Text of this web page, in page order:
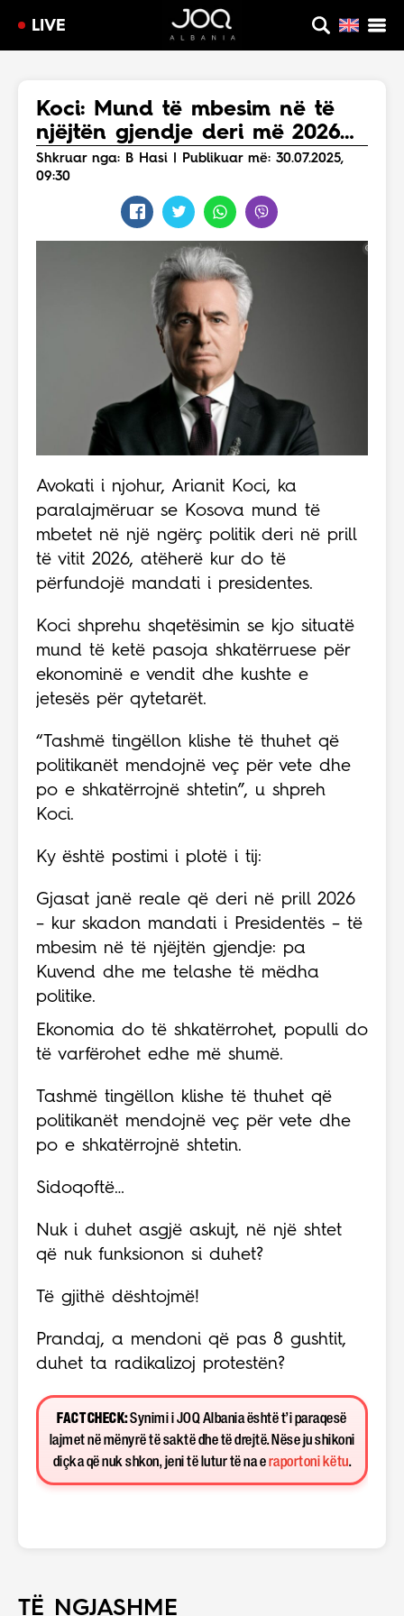
LIVE
Koci: Mund të mbesim në të
njëjtën gjendje deri më 2026…
Shkruar nga: B Hasi | Publikuar më: 30.07.2025,
09:30
Avokati i njohur, Arianit Koci, ka
paralajmëruar se Kosova mund të
mbetet në një ngërç politik deri në prill
të vitit 2026, atëherë kur do të
përfundojë mandati i presidentes.
Koci shprehu shqetësimin se kjo situatë
mund të ketë pasoja shkatërruese për
ekonominë e vendit dhe kushte e
jetesës për qytetarët.
“Tashmë tingëllon klishe të thuhet që
politikanët mendojnë veç për vete dhe
po e shkatërrojnë shtetin”, u shpreh
Koci.
Ky është postimi i plotë i tij:
Gjasat janë reale që deri në prill 2026
– kur skadon mandati i Presidentës – të
mbesim në të njëjtën gjendje: pa
Kuvend dhe me telashe të mëdha
politike.
Ekonomia do të shkatërrohet, populli do
të varfërohet edhe më shumë.
Tashmë tingëllon klishe të thuhet që
politikanët mendojnë veç për vete dhe
po e shkatërrojnë shtetin.
Sidoqoftë…
Nuk i duhet asgjë askujt, në një shtet
që nuk funksionon si duhet?
Të gjithë dështojmë!
Prandaj, a mendoni që pas 8 gushtit,
duhet ta radikalizoj protestën?
FACT CHECK:Synimi i JOQ Albania është t’i paraqesë
lajmet në mënyrë të saktë dhe të drejtë. Nëse ju shikoni
diçka që nuk shkon, jeni të lutur të na e raportoni këtu.
TË NGJASHME